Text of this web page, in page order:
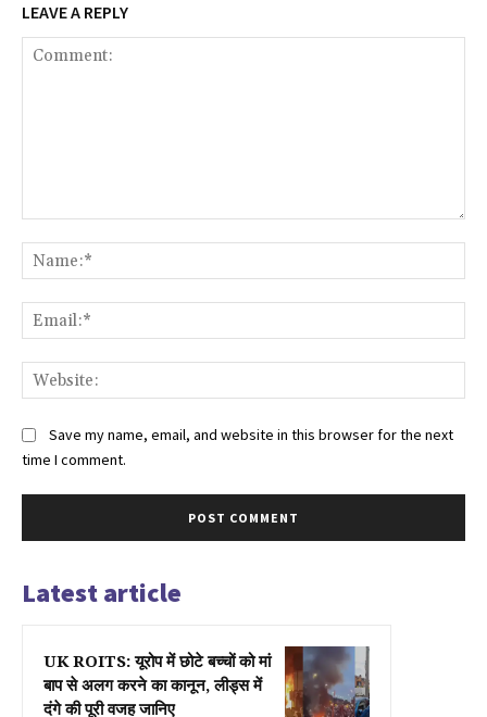
LEAVE A REPLY
Save my name, email, and website in this browser for the next
time I comment.
Latest article
UK ROITS: यूरोप में छोटे बच्चों को मां
बाप से अलग करने का कानून, लीड्स में
दंगे की पूरी वजह जानिए